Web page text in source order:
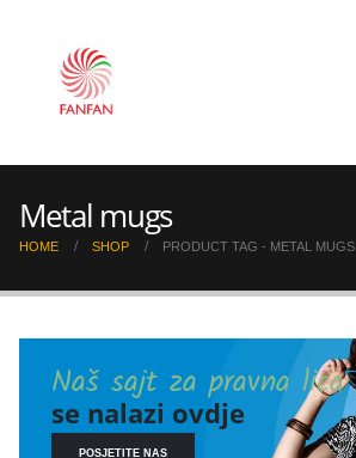
Metal mugs
HOME SHOP PRODUCT TAG - METAL MUGS
Naš sajt za pravna lica
se nalazi ovdje
POSJETITE NAS